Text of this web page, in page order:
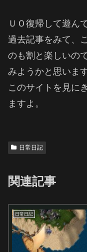
ＵＯ復帰して遊ん
過去記事をみて、
のも割と楽しいの
みようかと思います
このサイトを見に
ますよ。
日常日記
関連記事
日常日記